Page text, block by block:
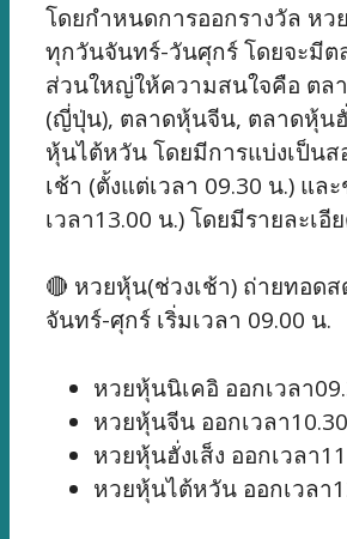
โดยกำหนดการออกรางวัล ห
ทุกวันจันทร์-วันศุกร์ โดยจะมี
ส่วนใหญ่ให้ความสนใจคือ ตล
(ญี่ปุ่น), ตลาดหุ้นจีน, ตลาดหุ้นฮั่
หุ้นไต้หวัน โดยมีการแบ่งเป็นส
เช้า (ตั้งแต่เวลา 09.30 น.) แล
เวลา13.00 น.) โดยมีรายละเอี
🔴 หวยหุ้น(ช่วงเช้า) ถ่ายทอด
จันทร์-ศุกร์ เริ่มเวลา 09.00 น.
หวยหุ้นนิเคอิ ออกเวลา
หวยหุ้นจีน ออกเวลา
หวยหุ้นฮั่งเส็ง ออกเวลา
หวยหุ้นไต้หวัน ออกเวลา